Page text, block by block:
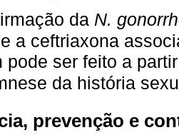
da N.
a ceftriaxona
pode ser feito a
da história
prevenção e